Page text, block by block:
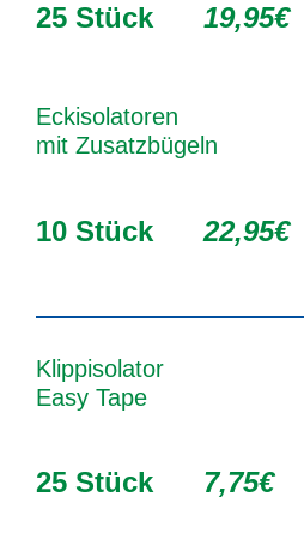
25 Stück 19,95€
Eckisolatoren
mit Zusatzbügeln
10 Stück 22,95€
Klippisolator
Easy Tape
25 Stück 7,75€